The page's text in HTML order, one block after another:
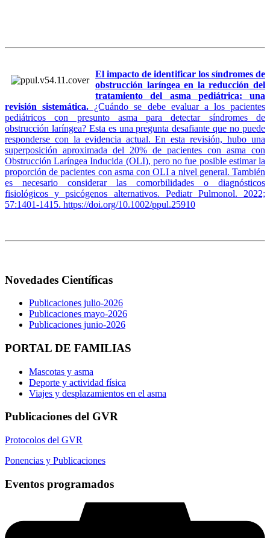
El impacto de identificar los síndromes de
obstrucción laríngea en la reducción del
tratamiento del asma pediátrica: una
revisión sistemática. ¿Cuándo se debe evaluar a los pacientes
pediátricos con presunto asma para detectar síndromes de
obstrucción laríngea? Esta es una pregunta desafiante que no puede
responderse con la evidencia actual. En esta revisión, hubo una
superposición aproximada del 20% de pacientes con asma con
Obstrucción Laríngea Inducida (OLI), pero no fue posible estimar la
proporción de pacientes con asma con OLI a nivel general. También
es necesario considerar las comorbilidades o diagnósticos
fisiológicos y psicógenos alternativos. Pediatr Pulmonol. 2022;
57:1401-1415. https://doi.org/10.1002/ppul.25910
Novedades Científicas
Publicaciones julio-2026
Publicaciones mayo-2026
Publicaciones junio-2026
PORTAL DE FAMILIAS
Mascotas y asma
Deporte y actividad física
Viajes y desplazamientos en el asma
Publicaciones del GVR
Protocolos del GVR
Ponencias y Publicaciones
Eventos programados